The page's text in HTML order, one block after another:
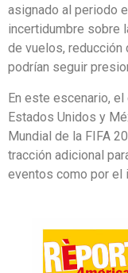
asignado al periodo
incertidumbre sobre
de vuelos, reducción
podrían seguir
En este escenario, el
Estados Unidos y
Mundial de la FIFA
tracción adicional
eventos como por el